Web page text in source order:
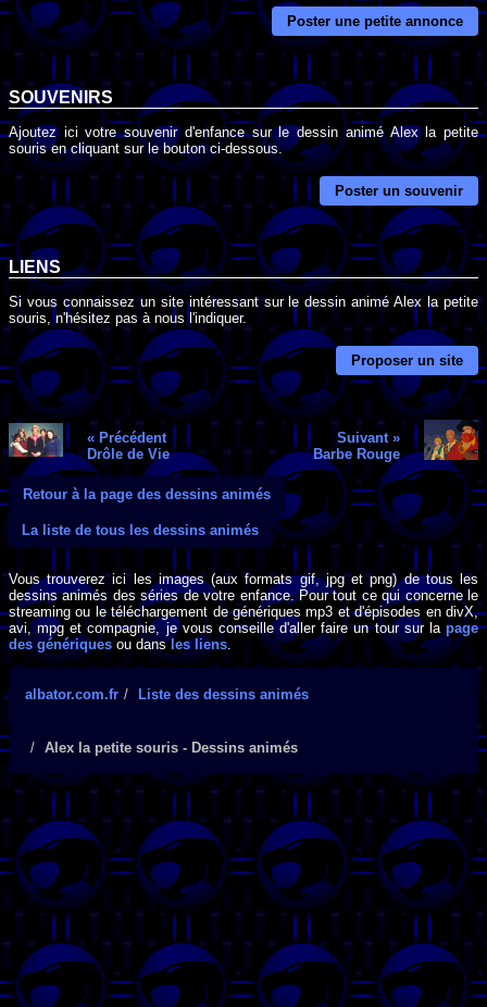
Poster une petite annonce
SOUVENIRS
Ajoutez ici votre souvenir d'enfance sur le dessin animé Alex la petite
souris en cliquant sur le bouton ci-dessous.
Poster un souvenir
LIENS
Si vous connaissez un site intéressant sur le dessin animé Alex la petite
souris, n'hésitez pas à nous l'indiquer.
Proposer un site
« Précédent
Drôle de Vie
Suivant »
Barbe Rouge
Retour à la page des dessins animés
La liste de tous les dessins animés
Vous trouverez ici les images (aux formats gif, jpg et png) de tous les
dessins animés des séries de votre enfance. Pour tout ce qui concerne le
streaming ou le téléchargement de génériques mp3 et d'épisodes en divX,
avi, mpg et compagnie, je vous conseille d'aller faire un tour sur lapage
des génériques ou dansles liens.
albator.com.fr Liste des dessins animés
Alex la petite souris - Dessins animés